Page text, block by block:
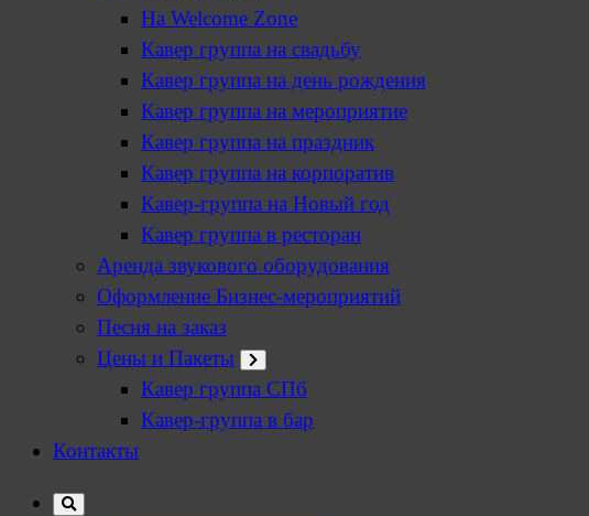
На Welcome Zone
Кавер группа на свадьбу
Кавер группа на день рождения
Кавер группа на мероприятие
Кавер группа на праздник
Кавер группа на корпоратив
Кавер-группа на Новый год
Кавер группа в ресторан
Аренда звукового оборудования
Оформление Бизнес-мероприятий
Песня на заказ
Цены и Пакеты
Кавер группа СПб
Кавер-группа в бар
Контакты